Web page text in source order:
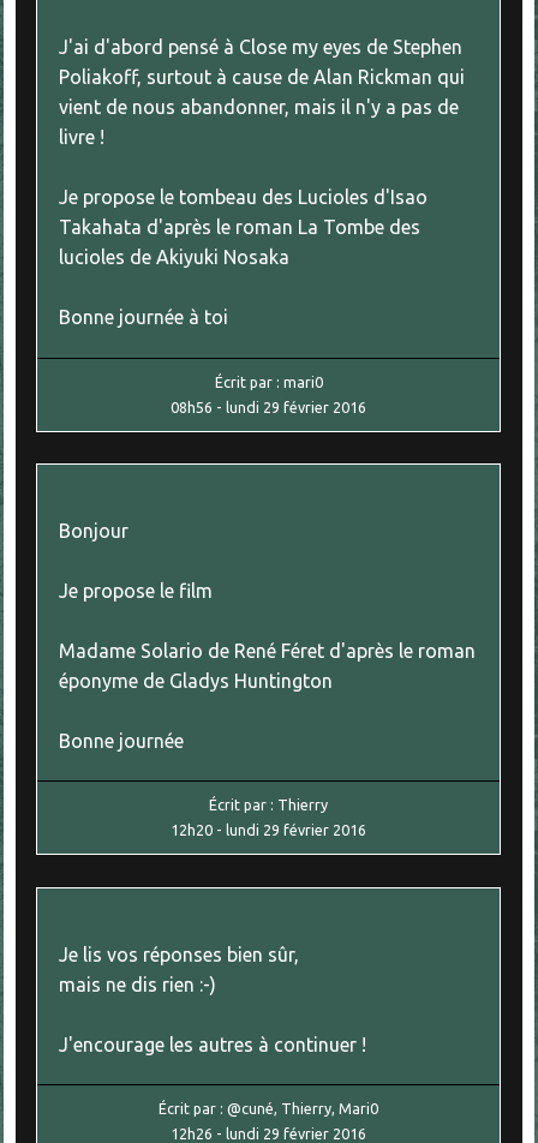
J'ai d'abord pensé à Close my eyes de Stephen
Poliakoff, surtout à cause de Alan Rickman qui
vient de nous abandonner, mais il n'y a pas de
livre !
Je propose le tombeau des Lucioles d'Isao
Takahata d'après le roman La Tombe des
lucioles de Akiyuki Nosaka
Bonne journée à toi
Écrit par : mari0
08h56 -lundi 29 février 2016
Bonjour
Je propose le film
Madame Solario de René Féret d'après le roman
éponyme de Gladys Huntington
Bonne journée
Écrit par : Thierry
12h20 - lundi 29 février 2016
Je lis vos réponses bien sûr,
mais ne dis rien :-)
J'encourage les autres à continuer !
Écrit par :@cuné, Thierry, Mari0
12h26 - lundi 29 février 2016